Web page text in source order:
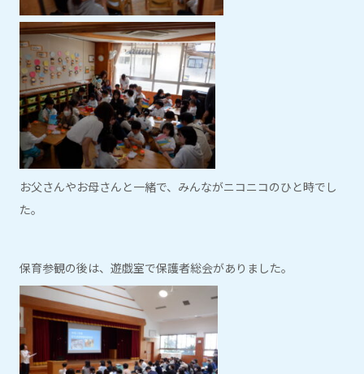
お父さんやお母さんと一緒で、みんながニコニコのひと時でし
た。
保育参観の後は、遊戯室で保護者総会がありました。